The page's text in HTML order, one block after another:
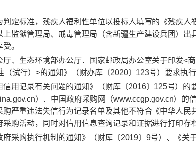
定标准，残疾人福利性单位以投标人填写的《残疾人
监狱管理局、戒毒管理局（含新疆生产建设兵团）出
。
、生态环境部办公厅、国家邮政局办公室关于印发<
试行） >的通知》（财办库〔2020〕 123号）要求执行
信用记录有关问题的通知》（财库〔2016〕 125号）的
）、中国政府采购网（www.ccgp.gov.cn）的
严重违法失信行为记录名单及其他不符合《中华人民
购活动，同时对信用信息查询记录和证据进行打印存
采购执行机制的通知》（财库〔2019〕 9号）、《关